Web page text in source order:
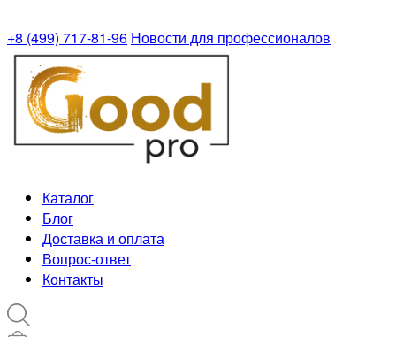
+8 (499) 717-81-96 Новости для профессионалов
Каталог
Блог
Доставка и оплата
Вопрос-ответ
Контакты